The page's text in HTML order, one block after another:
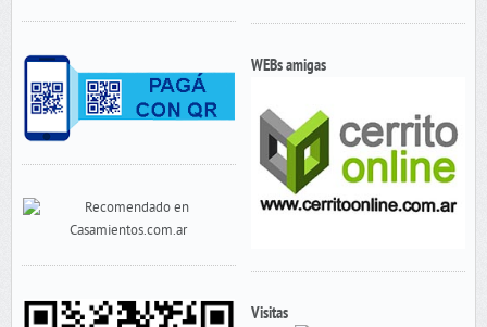
WEBs amigas
Visitas